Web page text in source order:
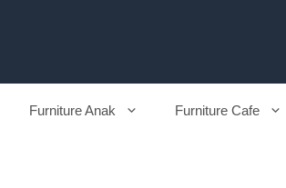
Furniture Anak Furniture Cafe